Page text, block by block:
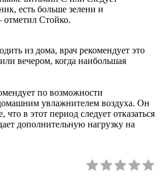
есть больше зелени и
Стойко.
из дома, врач рекомендует это
вечером, когда наибольшая
по возможности
увлажнителем воздуха. Он
в этот период следует отказаться
дополнительную нагрузку на